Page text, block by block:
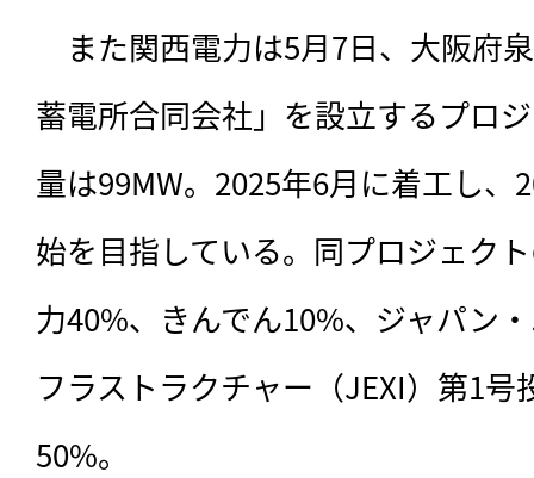
また関西電力は5月7日、大阪府
蓄電所合同会社」を設立するプロ
量は99MW。2025年6月に着工し、
始を目指している。同プロジェク
力40%、きんでん10%、ジャパン
フラストラクチャー（JEXI）第1
50%。